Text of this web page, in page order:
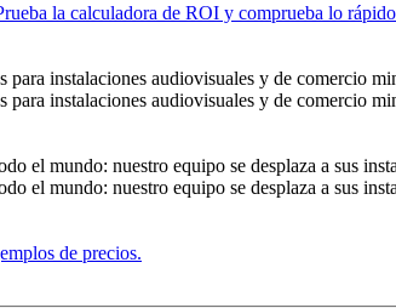
la calculadora de ROI y comprueba lo
instalaciones audiovisuales y de comercio
instalaciones audiovisuales y de comercio
el mundo: nuestro equipo se desplaza a sus
el mundo: nuestro equipo se desplaza a sus
de precios.